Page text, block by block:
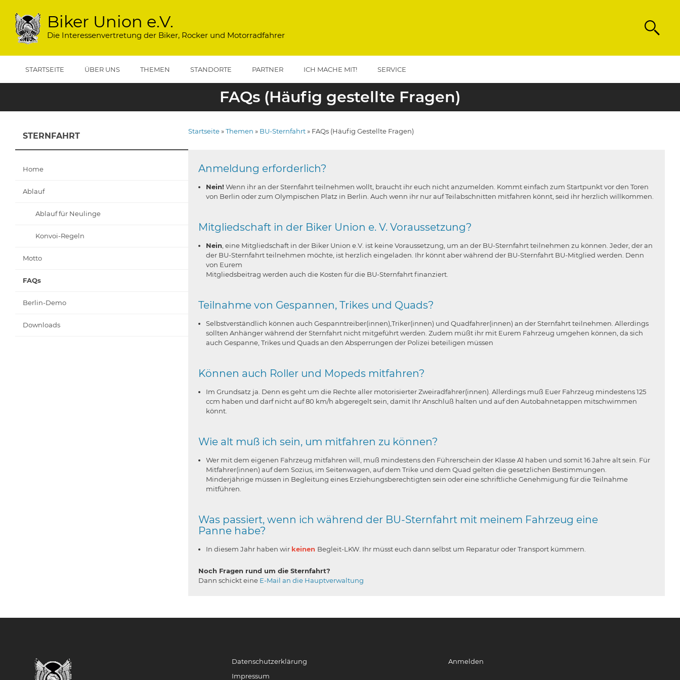
Inhalt
Biker Union e.V.
Die Interessenvertretung der Biker, Rocker und Motorradfahrer
STARTSEITE ÜBER UNS THEMEN STANDORTE PARTNER ICH MACHE MIT! SERVICE
FAQs (Häufig gestellte Fragen)
STERNFAHRT
Home
Ablauf
Ablauf für Neulinge
Konvoi-Regeln
Motto
FAQs
Berlin-Demo
Downloads
Startseite Themen BU-Sternfahrt FAQs (Häufig Gestellte Fragen)
Anmeldung erforderlich?
Nein! Wenn ihr an der Sternfahrt teilnehmen wollt, braucht ihr euch nicht anzumelden. Kommt einfach zum Startpunkt vor den Toren
von Berlin oder zum Olympischen Platz in Berlin. Auch wenn ihr nur auf Teilabschnitten mitfahren könnt, seid ihr herzlich willkommen.
Mitgliedschaft in der Biker Union e. V. Voraussetzung?
Nein , eine Mitgliedschaft in der Biker Union e.V. ist keine Voraussetzung, um an der BU-Sternfahrt teilnehmen zu können. Jeder, der an
der BU-Sternfahrt teilnehmen möchte, ist herzlich eingeladen. Ihr könnt aber während der BU-Sternfahrt BU-Mitglied werden. Denn
von Eurem
Mitgliedsbeitrag werden auch die Kosten für die BU-Sternfahrt finanziert.
Teilnahme von Gespannen, Trikes und Quads?
Selbstverständlich können auch Gespanntreiber(innen),Triker(innen) und Quadfahrer(innen) an der Sternfahrt teilnehmen. Allerdings
sollten Anhänger während der Sternfahrt nicht mitgeführt werden. Zudem müßt ihr mit Eurem Fahrzeug umgehen können, da sich
auch Gespanne, Trikes und Quads an den Absperrungen der Polizei beteiligen müssen
Können auch Roller und Mopeds mitfahren?
Im Grundsatz ja. Denn es geht um die Rechte aller motorisierter Zweiradfahrer(innen). Allerdings muß Euer Fahrzeug mindestens 125
ccm haben und darf nicht auf 80 km/h abgeregelt sein, damit Ihr Anschluß halten und auf den Autobahnetappen mitschwimmen
könnt.
Wie alt muß ich sein, um mitfahren zu können?
Wer mit dem eigenen Fahrzeug mitfahren will, muß mindestens den Führerschein der Klasse A1 haben und somit 16 Jahre alt sein. Für
Mitfahrer(innen) auf dem Sozius, im Seitenwagen, auf dem Trike und dem Quad gelten die gesetzlichen Bestimmungen.
Minderjährige müssen in Begleitung eines Erziehungsberechtigten sein oder eine schriftliche Genehmigung für die Teilnahme
mitführen.
Was passiert, wenn ich während der BU-Sternfahrt mit meinem Fahrzeug eine
Panne habe?
In diesem Jahr haben wir keinen Begleit-LKW. Ihr müsst euch dann selbst um Reparatur oder Transport kümmern.
Noch Fragen rund um die Sternfahrt?
Dann schickt eine E-Mail an die Hauptverwaltung
Datenschutzerklärung
Impressum
Anmelden